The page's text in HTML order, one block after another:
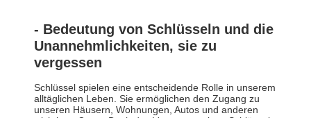
- Bedeutung von Schlüsseln und die
Unannehmlichkeiten, sie zu
vergessen
Schlüssel spielen eine entscheidende Rolle in unserem
alltäglichen Leben. Sie ermöglichen den Zugang zu
unseren Häusern, Wohnungen, Autos und anderen